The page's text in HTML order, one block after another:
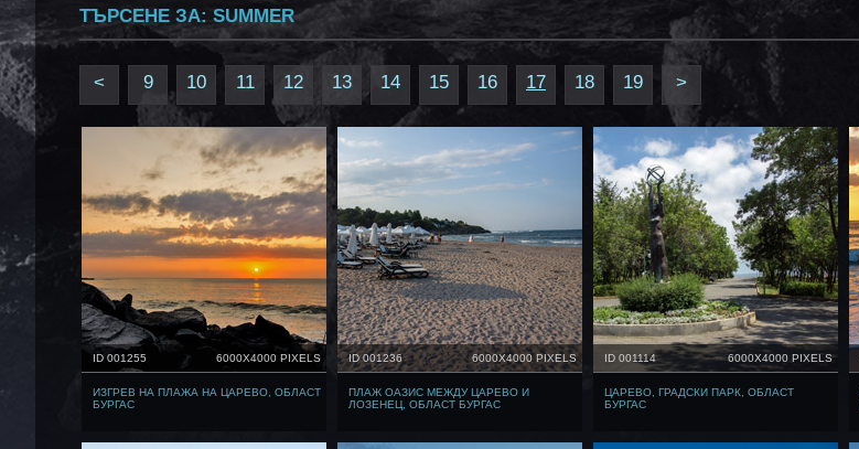
ТЪРСЕНЕ ЗА: SUMMER
< 9 10 11 12 13 14 15 16 17 18 19 >
ID 001255 6000X4000 PIXELS
ИЗГРЕВ НА ПЛАЖА НА ЦАРЕВО, ОБЛАСТ
БУРГАС
ID 001236 6000X4000 PIXELS
ПЛАЖ ОАЗИС МЕЖДУ ЦАРЕВО И
ЛОЗЕНЕЦ, ОБЛАСТ БУРГАС
ID 001114 6000X4000 PIXELS
ЦАРЕВО, ГРАДСКИ ПАРК, ОБЛАСТ
БУРГАС